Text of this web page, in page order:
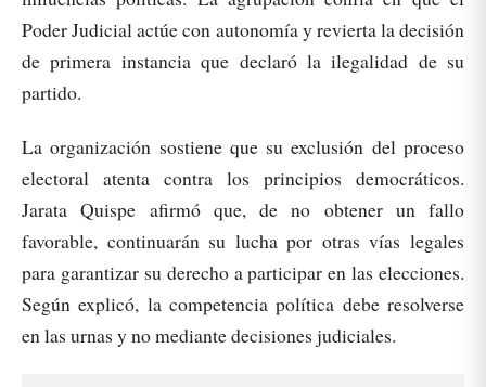
Poder Judicial actúe con autonomía y revierta la decisión
de primera instancia que declaró la ilegalidad de su
partido.
La organización sostiene que su exclusión del proceso
electoral atenta contra los principios democráticos.
Jarata Quispe afirmó que, de no obtener un fallo
favorable, continuarán su lucha por otras vías legales
para garantizar su derecho a participar en las elecciones.
Según explicó, la competencia política debe resolverse
en las urnas y no mediante decisiones judiciales.